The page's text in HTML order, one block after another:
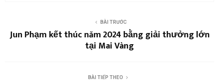
BÀI TRƯỚC
Jun Phạm kết thúc năm 2024 bằng giải thưởng lớn
tại Mai Vàng
BÀI TIẾP THEO